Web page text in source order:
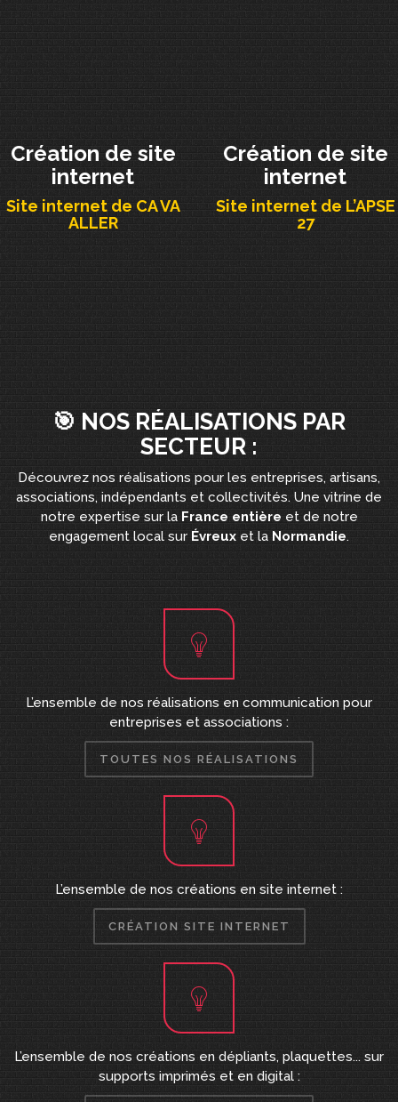
Création de site
internet
Site internet de CA VA
ALLER
Création de site
internet
Site internet de L’APSE
27
🎯 NOS RÉALISATIONS PAR
SECTEUR :
Découvrez nos réalisations pour les entreprises, artisans,
associations, indépendants et collectivités. Une vitrine de
notre expertise sur la France entière et de notre
engagement local sur Évreux et la Normandie.
L’ensemble de nos réalisations en communication pour
entreprises et associations :
TOUTES NOS RÉALISATIONS
L’ensemble de nos créations en site internet :
CRÉATION SITE INTERNET
L’ensemble de nos créations en dépliants, plaquettes... sur
supports imprimés et en digital :